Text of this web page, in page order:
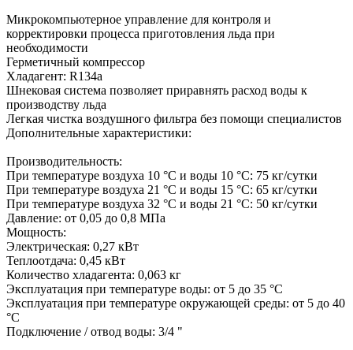
Микрокомпьютерное управление для контроля и
корректировки процесса приготовления льда при
необходимости
Герметичный компрессор
Хладагент: R134a
Шнековая система позволяет приравнять расход воды к
производству льда
Легкая чистка воздушного фильтра без помощи специалистов
Дополнительные характеристики:
Производительность:
При температуре воздуха 10 °С и воды 10 °С: 75 кг/сутки
При температуре воздуха 21 °С и воды 15 °С: 65 кг/сутки
При температуре воздуха 32 °С и воды 21 °С: 50 кг/сутки
Давление: от 0,05 до 0,8 МПа
Мощность:
Электрическая: 0,27 кВт
Теплоотдача: 0,45 кВт
Количество хладагента: 0,063 кг
Эксплуатация при температуре воды: от 5 до 35 °С
Эксплуатация при температуре окружающей среды: от 5 до 40
°С
Подключение / отвод воды: 3/4 "